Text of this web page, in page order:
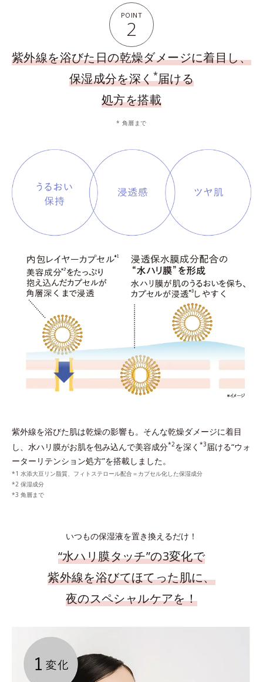
POINT
2
紫外線を浴びた日の乾燥ダメージに着目し、
保湿成分を深く*届ける
処方を搭載
* 角層まで
紫外線を浴びた肌は乾燥の影響も。 そんな乾燥ダメージに着目
し、水ハリ膜がお肌を包み込んで美容成分*2を深く *3 届ける“ウォ
ーターリテンション処方”を搭載しました。
*1 水添大豆リン脂質、フィトステロール配合＝カプセル化した保湿成分
*2 保湿成分
*3 角層まで
いつもの保湿液を置き換えるだけ！
“水ハリ膜タッチ”の3変化で
紫外線を浴びてほてった肌に、
夜のスペシャルケアを！